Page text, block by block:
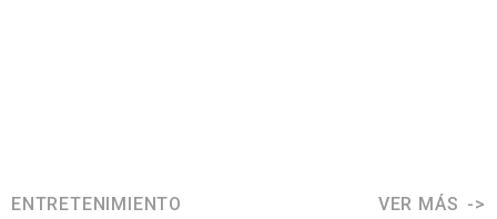
ENTRETENIMIENTO VER MÁS